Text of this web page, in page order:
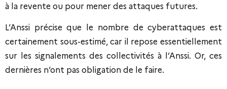
à la revente ou pour mener des attaques futures.
L’Anssi précise que le nombre de cyberattaques est
certainement sous-estimé, car il repose essentiellement
sur les signalements des collectivités à l’Anssi. Or, ces
dernières n’ont pas obligation de le faire.